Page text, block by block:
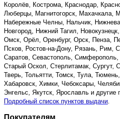
Королёв, Кострома, Краснодар,
Люберцы, Магнитогорск, Махачкала,
Набережные Челны, Нальчик,
Новгород, Нижний Тагил,
Омск, Орёл, Оренбург, Орск, Пенза,
Псков, Ростов-на-Дону, Рязань, Рим,
Саратов, Севастополь,
Старый Оскол, Стерлитамак, Сургут,
Тверь, Тольятти, Томск, Тула,
Хабаровск, Химки, Чебоксары,
Энгельс, Якутск, Ярославль и другие
Подробный список пунктов выдачи
Покупателям